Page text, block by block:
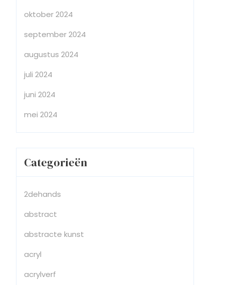
oktober 2024
september 2024
augustus 2024
juli 2024
juni 2024
mei 2024
Categorieën
2dehands
abstract
abstracte kunst
acryl
acrylverf